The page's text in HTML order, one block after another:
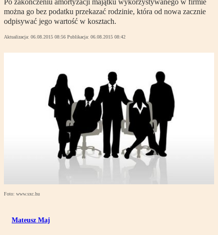
Po zakończeniu amortyzacji majątku wykorzystywanego w firmie
można go bez podatku przekazać rodzinie, która od nowa zacznie
odpisywać jego wartość w kosztach.
Aktualizacja: 06.08.2015 08:56 Publikacja: 06.08.2015 08:42
Foto: www.sxc.hu
Mateusz Maj